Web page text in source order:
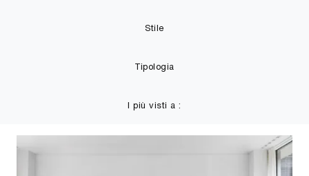
Stile
Tipologia
I più visti a :